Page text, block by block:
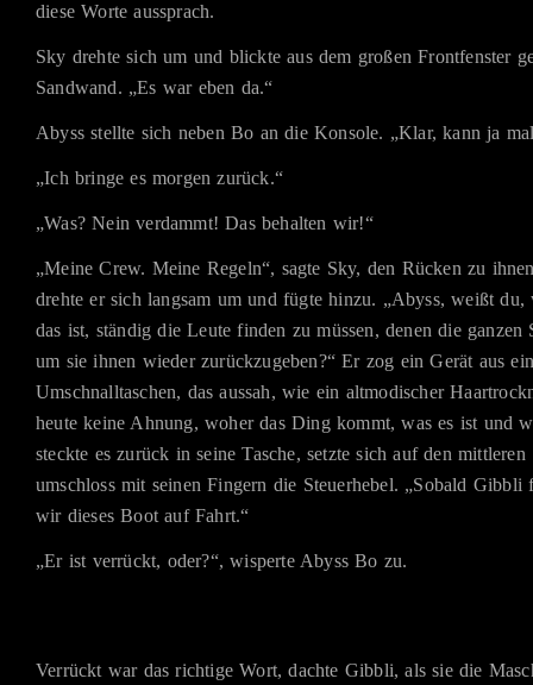
diese Worte aussprach.
Sky drehte sich um und blickte aus dem großen Frontfenster
Sandwand. „Es war eben da.“
Abyss stellte sich neben Bo an die Konsole. „Klar, kann ja
„Ich bringe es morgen zurück.“
„Was? Nein verdammt! Das behalten wir!“
„Meine Crew. Meine Regeln“, sagte Sky, den Rücken zu
drehte er sich langsam um und fügte hinzu. „Abyss, weißt du,
das ist, ständig die Leute finden zu müssen, denen die ganzen
um sie ihnen wieder zurückzugeben?“ Er zog ein Gerät aus
Umschnalltaschen, das aussah, wie ein altmodischer
heute keine Ahnung, woher das Ding kommt, was es ist und
steckte es zurück in seine Tasche, setzte sich auf den
umschloss mit seinen Fingern die Steuerhebel. „Sobald Gibbli
wir dieses Boot auf Fahrt.“
„Er ist verrückt, oder?“, wisperte Abyss Bo zu.
Verrückt war das richtige Wort, dachte Gibbli, als sie die